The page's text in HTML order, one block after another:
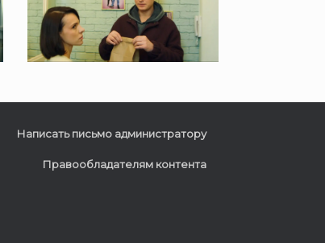
Написать письмо администратору
Правообладателям контента